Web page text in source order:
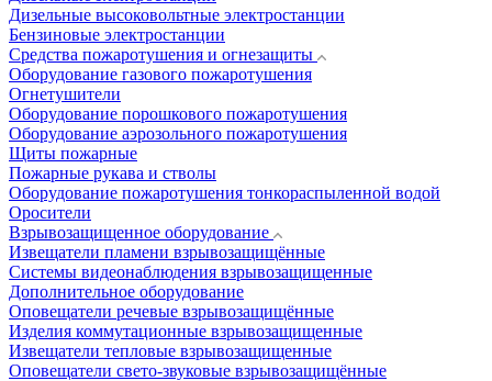
Дизельные высоковольтные электростанции
Бензиновые электростанции
Средства пожаротушения и огнезащиты
Оборудование газового пожаротушения
Огнетушители
Оборудование порошкового пожаротушения
Оборудование аэрозольного пожаротушения
Щиты пожарные
Пожарные рукава и стволы
Оборудование пожаротушения тонкораспыленной водой
Оросители
Взрывозащищенное оборудование
Извещатели пламени взрывозащищённые
Системы видеонаблюдения взрывозащищенные
Дополнительное оборудование
Оповещатели речевые взрывозащищённые
Изделия коммутационные взрывозащищенные
Извещатели тепловые взрывозащищенные
Оповещатели свето-звуковые взрывозащищённые